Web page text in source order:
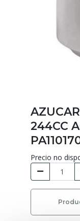
244CC
Precio no